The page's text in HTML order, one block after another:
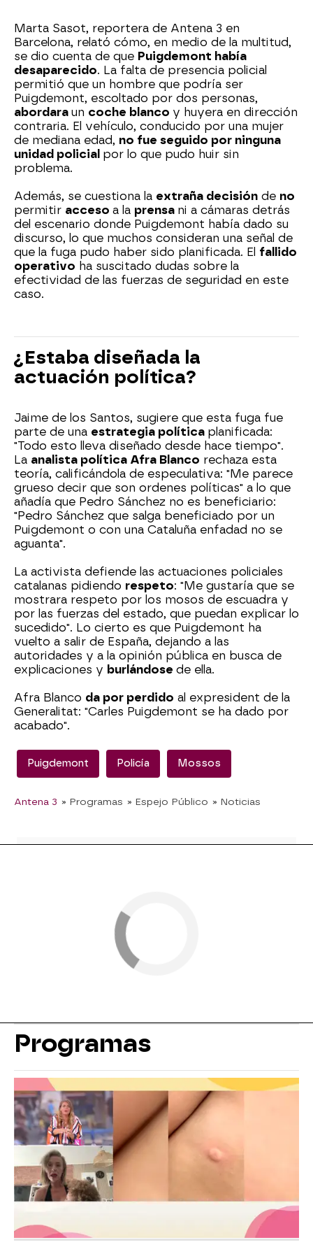
Marta Sasot, reportera de Antena 3 en
Barcelona, relató cómo, en medio de la multitud,
se dio cuenta de que Puigdemont había
desaparecido. La falta de presencia policial
permitió que un hombre que podría ser
Puigdemont, escoltado por dos personas,
abordara un coche blanco y huyera en dirección
contraria. El vehículo, conducido por una mujer
de mediana edad, no fue seguido por ninguna
unidad policial por lo que pudo huir sin
problema.
Además, se cuestiona la extraña decisión de no
permitir acceso a la prensa ni a cámaras detrás
del escenario donde Puigdemont había dado su
discurso, lo que muchos consideran una señal de
que la fuga pudo haber sido planificada. El fallido
operativo ha suscitado dudas sobre la
efectividad de las fuerzas de seguridad en este
caso.
¿Estaba diseñada la
actuación política?
Jaime de los Santos, sugiere que esta fuga fue
parte de una estrategia política planificada:
"Todo esto lleva diseñado desde hace tiempo".
La analista política Afra Blanco rechaza esta
teoría, calificándola de especulativa: "Me parece
grueso decir que son ordenes políticas" a lo que
añadía que Pedro Sánchez no es beneficiario:
"Pedro Sánchez que salga beneficiado por un
Puigdemont o con una Cataluña enfadad no se
aguanta".
La activista defiende las actuaciones policiales
catalanas pidiendo respeto: "Me gustaría que se
mostrara respeto por los mosos de escuadra y
por las fuerzas del estado, que puedan explicar lo
sucedido". Lo cierto es que Puigdemont ha
vuelto a salir de España, dejando a las
autoridades y a la opinión pública en busca de
explicaciones y burlándose de ella.
Afra Blanco da por perdido al expresident de la
Generalitat: "Carles Puigdemont se ha dado por
acabado".
Puigdemont Policía Mossos
Antena 3 » Programas » Espejo Público » Noticias
Programas